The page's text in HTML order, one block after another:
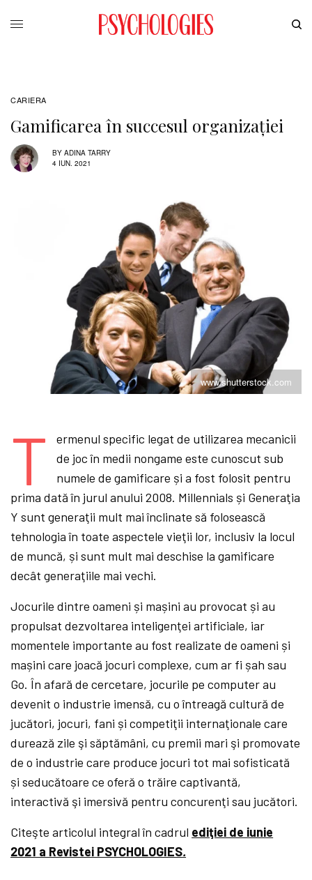
CARIERA
Gamificarea în succesul organizaţiei
BY ADINA TARRY
4 IUN. 2021
www.shutterstock.com
T
ermenul specific legat de utilizarea mecanicii
de joc în medii nongame este cunoscut sub
numele de gamificare și a fost folosit pentru
prima dată în jurul anului 2008. Millennials și Generaţia
Y sunt generaţii mult mai înclinate să folosească
tehnologia în toate aspectele vieţii lor, inclusiv la locul
de muncă, și sunt mult mai deschise la gamificare
decât generaţiile mai vechi.
Jocurile dintre oameni și mașini au provocat și au
propulsat dezvoltarea inteligenţei artificiale, iar
momentele importante au fost realizate de oameni și
mașini care joacă jocuri complexe, cum ar fi șah sau
Go. În afară de cercetare, jocurile pe computer au
devenit o industrie imensă, cu o întreagă cultură de
jucători, jocuri, fani și competiţii internaţionale care
durează zile şi săptămâni, cu premii mari şi promovate
de o industrie care produce jocuri tot mai sofisticată
și seducătoare ce oferă o trăire captivantă,
interactivă şi imersivă pentru concurenţi sau jucători.
Citeşte articolul integral în cadrul ediţiei de iunie
2021 a Revistei PSYCHOLOGIES.